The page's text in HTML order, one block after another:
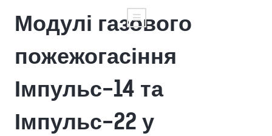
Модулі газового
пожежогасіння
Імпульс-14 та
Імпульс-22 у